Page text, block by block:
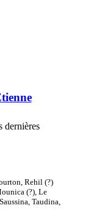
dernières
Rehil (?)
(?), Le
Taudina,